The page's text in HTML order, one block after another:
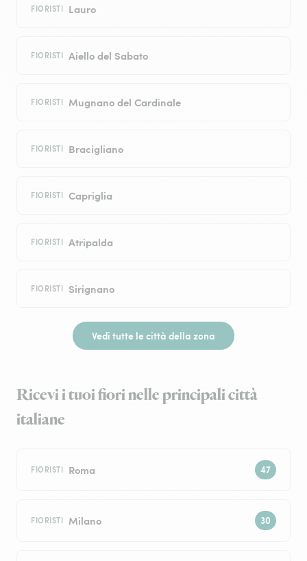
FIORISTI Lauro
FIORISTI Aiello del Sabato
FIORISTI Mugnano del Cardinale
FIORISTI Bracigliano
FIORISTI Capriglia
FIORISTI Atripalda
FIORISTI Sirignano
Vedi tutte le città della zona
Ricevi i tuoi fiori nelle principali città
italiane
FIORISTI Roma
FIORISTI Milano